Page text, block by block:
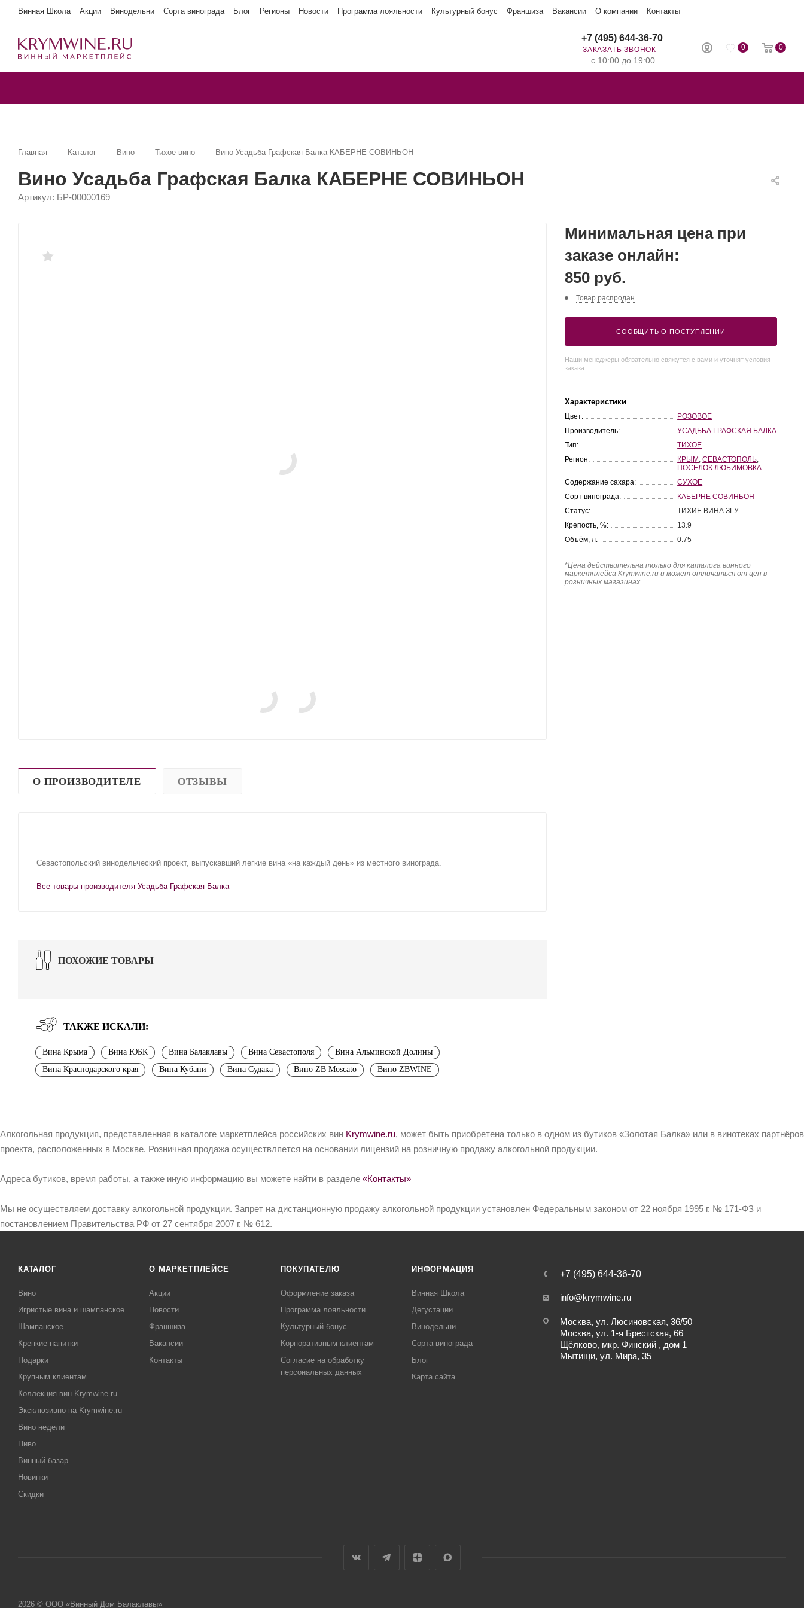
Винная Школа Акции Винодельни Сорта винограда Блог Регионы Новости Программа лояльности Культурный бонус Франшиза Вакансии О компании Контакты
0 0
+7 (495) 644-36-70
ЗАКАЗАТЬ ЗВОНОК
с 10:00 до 19:00
Главная — Каталог — Вино — Тихое вино — Вино Усадьба Графская Балка КАБЕРНЕ СОВИНЬОН
Вино Усадьба Графская Балка КАБЕРНЕ СОВИНЬОН
Артикул: БР-00000169
О ПРОИЗВОДИТЕЛЕ ОТЗЫВЫ
Севастопольский винодельческий проект, выпускавший легкие вина «на каждый день» из местного винограда.
Все товары производителя Усадьба Графская Балка
ПОХОЖИЕ ТОВАРЫ
ТАКЖЕ ИСКАЛИ:
Вина Крыма Вина ЮБК Вина Балаклавы Вина Севастополя
Вина Альминской Долины
Вина Краснодарского края
Вина Кубани Вина Судака Вино ZB Moscato Вино ZBWINE
Минимальная цена при
заказе онлайн:
850 руб.
Товар распродан
СООБЩИТЬ О ПОСТУПЛЕНИИ
Наши менеджеры обязательно свяжутся с вами и уточнят условия
заказа
Характеристики
Цвет:
РОЗОВОЕ
Производитель:
УСАДЬБА ГРАФСКАЯ БАЛКА
Тип:
ТИХОЕ
Регион:
КРЫМ ,СЕВАСТОПОЛЬ
ПОСЁЛОК ЛЮБИМОВКА
Содержание сахара:
СУХОЕ
Сорт винограда:
КАБЕРНЕ СОВИНЬОН
Статус:
ТИХИЕ ВИНА ЗГУ
Крепость, %:
13.9
Объём, л:
0.75
*Цена действительна только для каталога винного
маркетплейса Krymwine.ru и может отличаться от цен в
розничных магазинах.
Алкогольная продукция, представленная в каталоге маркетплейса российских вин Krymwine.ru, может быть приобретена только в одном из бутиков «Золотая Балка» или в винотеках партнёров
проекта, расположенных в Москве. Розничная продажа осуществляется на основании лицензий на розничную продажу алкогольной продукции.
Адреса бутиков, время работы, а также иную информацию вы можете найти в разделе «Контакты»
Мы не осуществляем доставку алкогольной продукции. Запрет на дистанционную продажу алкогольной продукции установлен Федеральным законом от 22 ноября 1995 г. № 171-ФЗ и
постановлением Правительства РФ от 27 сентября 2007 г. № 612.
КАТАЛОГ
Вино
Игристые вина и шампанское
Шампанское
Крепкие напитки
Подарки
Крупным клиентам
Коллекция вин Krymwine.ru
Эксклюзивно на Krymwine.ru
Вино недели
Пиво
Винный базар
Новинки
Скидки
О МАРКЕТПЛЕЙСЕ
Акции
Новости
Франшиза
Вакансии
Контакты
ПОКУПАТЕЛЮ
Оформление заказа
Программа лояльности
Культурный бонус
Корпоративным клиентам
Согласие на обработку
персональных данных
ИНФОРМАЦИЯ
Винная Школа
Дегустации
Винодельни
Сорта винограда
Блог
Карта сайта
+7 (495) 644-36-70
info@krymwine.ru
Москва, ул. Люсиновская, 36/50
Москва, ул. 1-я Брестская, 66
Щёлково, мкр. Финский , дом 1
Мытищи, ул. Мира, 35
2026 © ООО «Винный Дом Балаклавы»